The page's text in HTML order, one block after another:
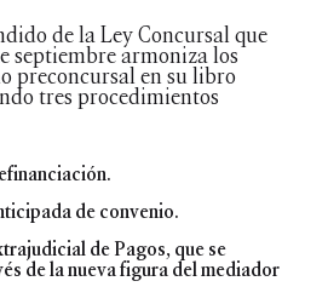
de la Ley Concursal que
septiembre armoniza los
preconcursal en su libro
tres procedimientos
de convenio.
de Pagos, que se
de la nueva figura del mediador